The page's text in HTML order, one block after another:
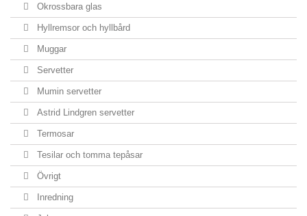
Okrossbara glas
Hyllremsor och hyllbård
Muggar
Servetter
Mumin servetter
Astrid Lindgren servetter
Termosar
Tesilar och tomma tepåsar
Övrigt
Inredning